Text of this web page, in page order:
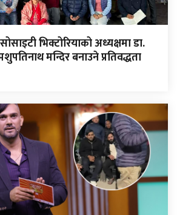
भिक्टोरियाको अध्यक्षमा डा.
मन्दिर बनाउने प्रतिवद्धता